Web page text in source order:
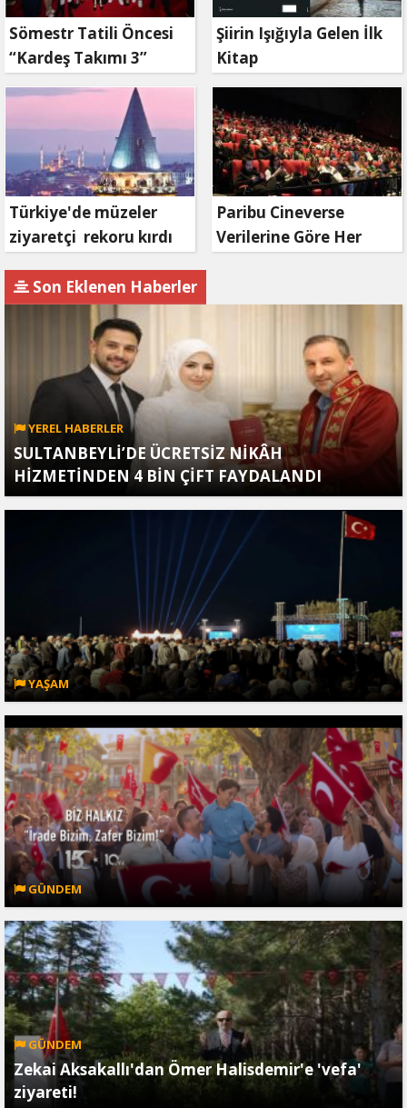
Sömestr Tatili Öncesi
“Kardeş Takımı 3”
Fırtınası
Şiirin Işığıyla Gelen İlk
Kitap
Türkiye'de müzeler
ziyaretçi rekoru kırdı
Paribu Cineverse
Verilerine Göre Her
Son Eklenen Haberler
YEREL HABERLER
SULTANBEYLİ’DE ÜCRETSİZ NİKÂH
HİZMETİNDEN 4 BİN ÇİFT FAYDALANDI
YAŞAM
GÜNDEM
GÜNDEM
Zekai Aksakallı'dan Ömer Halisdemir'e 'vefa'
ziyareti!